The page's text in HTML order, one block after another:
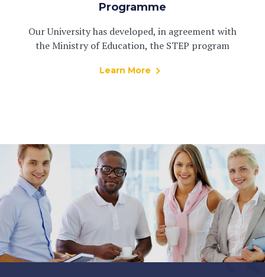
Programme
Our University has developed, in agreement with
the Ministry of Education, the STEP program
Learn More